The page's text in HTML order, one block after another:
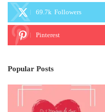
69.7k Followers
Pinterest
Popular Posts